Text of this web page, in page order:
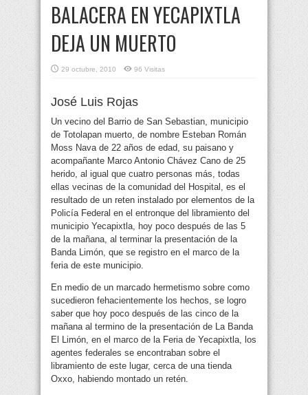
BALACERA EN YECAPIXTLA
DEJA UN MUERTO
29 octubre, 2010 96 Visitas
José Luis Rojas
Un vecino del Barrio de San Sebastian, municipio
de Totolapan muerto, de nombre Esteban Román
Moss Nava de 22 años de edad, su paisano y
acompañante Marco Antonio Chávez Cano de 25
herido, al igual que cuatro personas más, todas
ellas vecinas de la comunidad del Hospital, es el
resultado de un reten instalado por elementos de la
Policía Federal en el entronque del libramiento del
municipio Yecapixtla, hoy poco después de las 5
de la mañana, al terminar la presentación de la
Banda Limón, que se registro en el marco de la
feria de este municipio.
En medio de un marcado hermetismo sobre como
sucedieron fehacientemente los hechos, se logro
saber que hoy poco después de las cinco de la
mañana al termino de la presentación de La Banda
El Limón, en el marco de la Feria de Yecapixtla, los
agentes federales se encontraban sobre el
libramiento de este lugar, cerca de una tienda
Oxxo, habiendo montado un retén.